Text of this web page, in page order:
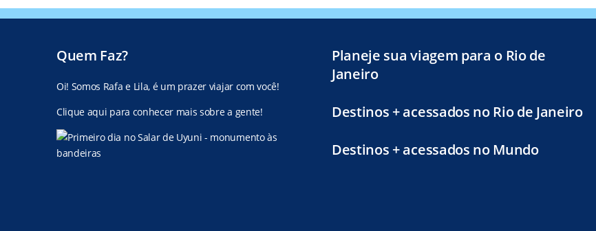
Quem Faz?
Oi! Somos Rafa e Lila, é um prazer viajar com você!
Clique aqui para conhecer mais sobre a gente!
Planeje sua viagem para o Rio de
Janeiro
Destinos + acessados no Rio de Janeiro
Destinos + acessados no Mundo